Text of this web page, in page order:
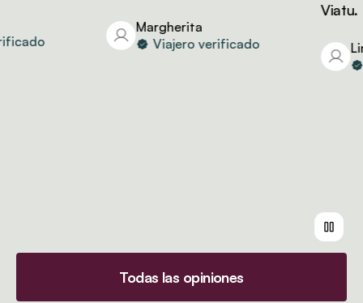
Margherita
Viajero verificado
Viatu.
Todas las opiniones